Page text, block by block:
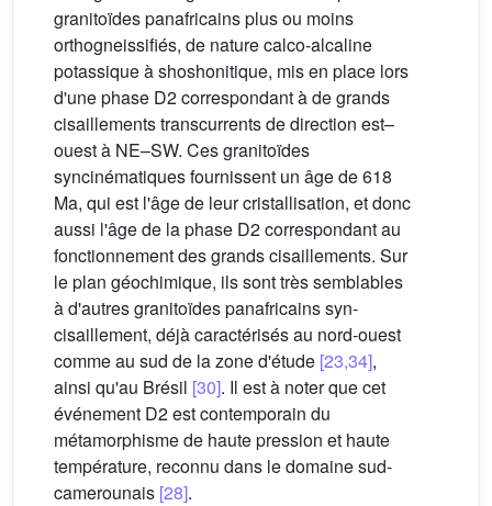
granitoïdes panafricains plus ou moins
orthogneissifiés, de nature calco-alcaline
potassique à shoshonitique, mis en place lors
d'une phase D2 correspondant à de grands
cisaillements transcurrents de direction est–
ouest à NE–SW. Ces granitoïdes
syncinématiques fournissent un âge de 618
Ma, qui est l'âge de leur cristallisation, et donc
aussi l'âge de la phase D2 correspondant au
fonctionnement des grands cisaillements. Sur
le plan géochimique, ils sont très semblables
à d'autres granitoïdes panafricains syn-
cisaillement, déjà caractérisés au nord-ouest
comme au sud de la zone d'étude [23,34],
ainsi qu'au Brésil [30]. Il est à noter que cet
événement D2 est contemporain du
métamorphisme de haute pression et haute
température, reconnu dans le domaine sud-
camerounais [28].